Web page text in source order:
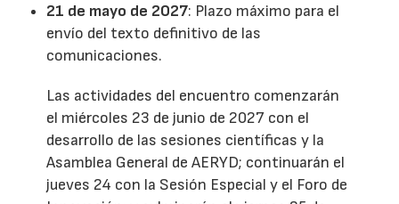
21 de mayo de 2027: Plazo máximo para el
envío del texto definitivo de las
comunicaciones.
Las actividades del encuentro comenzarán
el miércoles 23 de junio de 2027 con el
desarrollo de las sesiones científicas y la
Asamblea General de AERYD; continuarán el
jueves 24 con la Sesión Especial y el Foro de